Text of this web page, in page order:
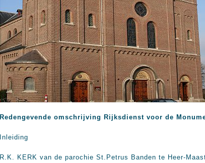
Redengevende omschrijving Rijksdienst voor de
Inleiding
R.K. KERK van de parochie St.Petrus Banden te Heer-